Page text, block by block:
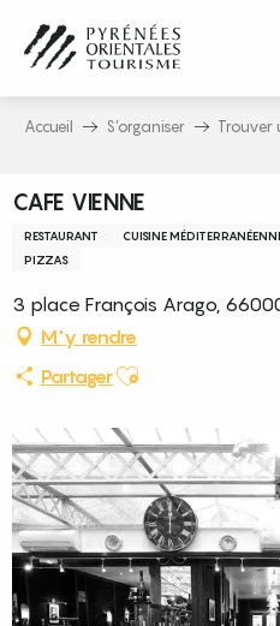
contenu
principal
Accueil S’organiser Trouver
CAFE VIENNE
RESTAURANT CUISINE
PIZZAS
3 place François Arago,
M'y rendre
PartagerAjouter aux favoris